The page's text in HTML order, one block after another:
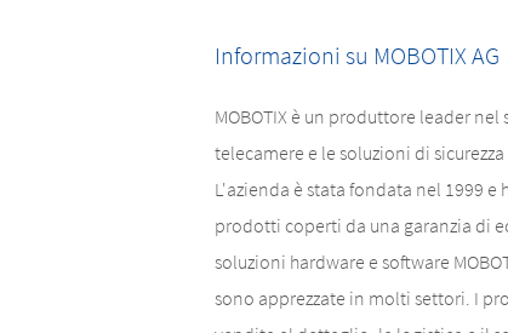
Informazioni su MOBOTIX AG
MOBOTIX è un produttore leader
telecamere e le soluzioni di
L'azienda è stata fondata nel 1999 e
prodotti coperti da una garanzia di
soluzioni hardware e software
sono apprezzate in molti settori. I